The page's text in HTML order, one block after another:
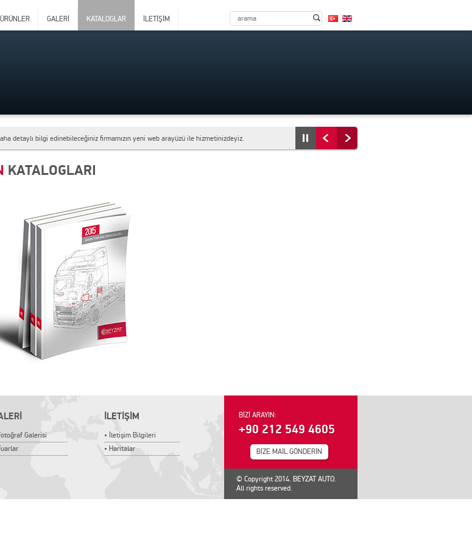
ÜRÜNLER GALERİ KATALOGLAR İLETİŞİM
detaylı bilgi edinebileceğiniz firmamızın yeni web arayüzü ile hizmetinizdeyiz.
KATALOGLARI
Galerisi
İLETİŞİM
• İletişim Bilgileri
• Haritalar
BİZİ ARAYIN:
+90 212 549 4605
BİZE MAİL GÖNDERİN
© Copyright 2014. BEYZAT AUTO.
All rights reserved.